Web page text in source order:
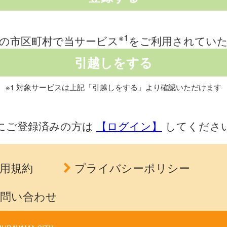
市区町村で当サービス ※1 をご利用されてい
※1 対象サービスは上記「引越しをする」より確認いただけます
ご登録済みの方は 【ログイン】 してくださ
規約
プライバシーポリシー
い合わせ